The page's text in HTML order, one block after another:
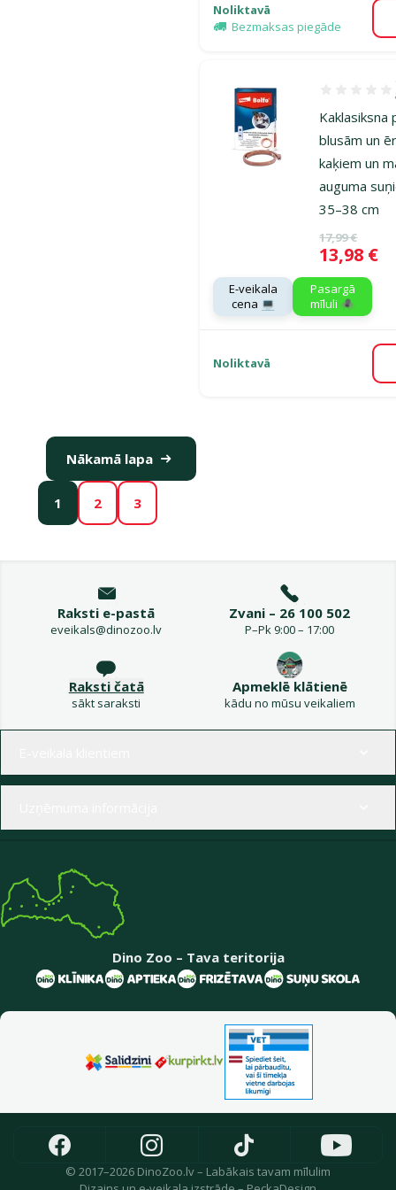
Noliktavā
Bezmaksas piegāde
Kaklasiksna
blusām un
kaķiem un
auguma
35–38 cm
Oriģinālā
17,99 €
Cena
13,98 €
E-veikala
cena 💻
Pasargā
mīluli 🕷️
Noliktavā
1 2 3
Nākamā lapa
Raksti e-pastā
eveikals@dinozoo.lv
Zvani – 26 100 502
P–Pk 9:00 – 17:00
Raksti čatā
sākt saraksti
Apmeklē klātienē
kādu no mūsu veikaliem
Dino Zoo – Tava teritorija
© 2017–2026 DinoZoo.lv – Labākais tavam mīlulim